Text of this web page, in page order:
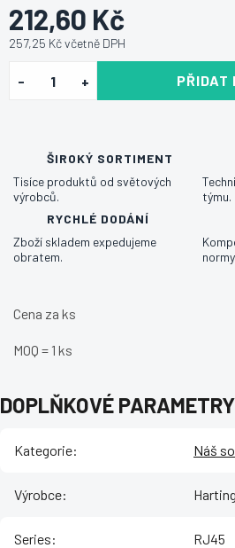
212,60 Kč
257,25 Kč včetně DPH
PŘIDAT
ŠIROKÝ SORTIMENT
Tisíce produktů od světových
výrobců.
týmu.
RYCHLÉ DODÁNÍ
Zboží skladem expedujeme
obratem.
normy.
Cena za ks
MOQ = 1 ks
DOPLŇKOVÉ PARAMETRY
Kategorie: Náš
Výrobce: Harting
Series: RJ45